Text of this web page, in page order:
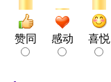
赞同 感动 喜悦